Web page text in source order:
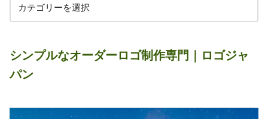
シンプルなオーダーロゴ制作専門｜ロゴジャ
パン